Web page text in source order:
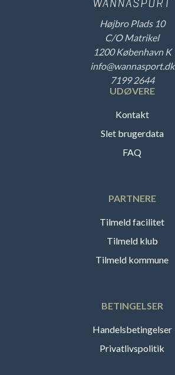
Højbro Plads 10
C/O Matrikel
1200 København K
info@wannasport.dk
7199 2644
UDØVERE
Kontakt
Slet brugerdata
FAQ
PARTNERE
Tilmeld facilitet
Tilmeld klub
Tilmeld kommune
BETINGELSER
Handelsbetingelser
Privatlivspolitik